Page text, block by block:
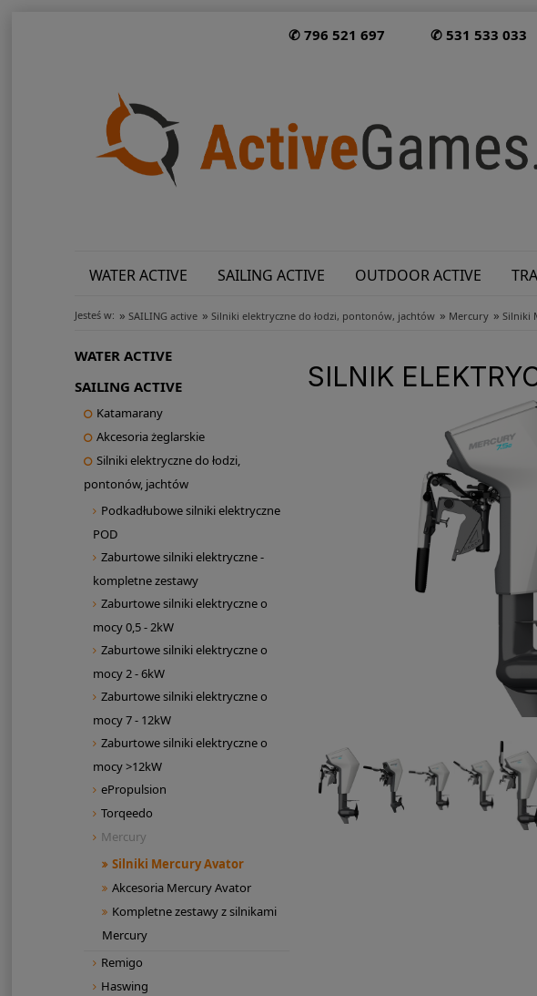
✆ 796 521 697 ✆ 531 533 033
WATER ACTIVE SAILING ACTIVE OUTDOOR ACTIVE
Jesteś w: » SAILING active » Silniki elektryczne do łodzi, pontonów, jachtów » Mercury » Silniki
WATER ACTIVE
SAILING ACTIVE
Katamarany
Akcesoria żeglarskie
Silniki elektryczne do łodzi,
pontonów, jachtów
Podkadłubowe silniki elektryczne
POD
Zaburtowe silniki elektryczne -
kompletne zestawy
Zaburtowe silniki elektryczne o
mocy 0,5 - 2kW
Zaburtowe silniki elektryczne o
mocy 2 - 6kW
Zaburtowe silniki elektryczne o
mocy 7 - 12kW
Zaburtowe silniki elektryczne o
mocy >12kW
ePropulsion
Torqeedo
Mercury
Silniki Mercury Avator
Akcesoria Mercury Avator
Kompletne zestawy z silnikami
Mercury
Remigo
Haswing
SILNIK
Jeżeli
30 dni,
sprzedaży.